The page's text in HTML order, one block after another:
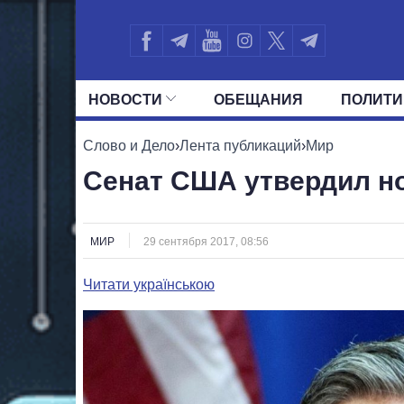
НОВОСТИ ОБЕЩАНИЯ
ВСЕ ПОЛИТИКИ ПРЕЗИДЕНТ И
Слово и Дело›Лента публикаций›Мир
Сенат США утвердил
МИР 29 сентября 2017, 08:56
Читати українською